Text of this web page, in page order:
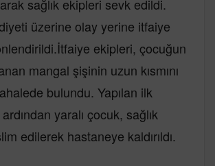
sağlık ekipleri sevk edildi.
üzerine olay yerine itfaiye
ekipleri, çocuğun
mangal şişinin uzun kısmını
bulundu. Yapılan ilk
yaralı çocuk, sağlık
edilerek hastaneye kaldırıldı.